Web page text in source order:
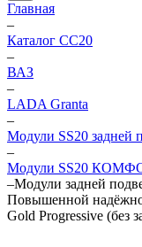
Главная
–
Каталог CC20
–
ВАЗ
–
LADA Granta
–
Модули SS20 задней
–
Модули SS20
–Модули задней
Повышенной
Gold Progressive